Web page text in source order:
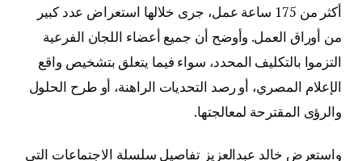
أكثر من 175 ساعة عمل، جرى خلالها استعراض عدد كبير
من أوراق العمل. وأوضح أن جميع أعضاء اللجان الفرعية
التزموا بالتكليف المحدد، سواء فيما يتعلق بتشخيص واقع
الإعلام المصري، أو رصد التحديات الراهنة، أو طرح الحلول
والرؤى المقترحة لمعالجتها.
واستعرض خالد عبدالعزيز تفاصيل سلسلة الاجتماعات التي